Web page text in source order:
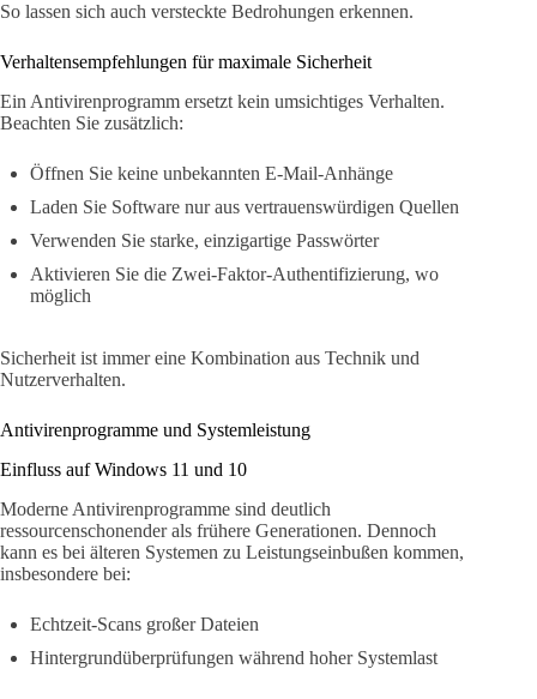
So lassen sich auch versteckte Bedrohungen erkennen.
Verhaltensempfehlungen für maximale Sicherheit
Ein Antivirenprogramm ersetzt kein umsichtiges Verhalten.
Beachten Sie zusätzlich:
Öffnen Sie keine unbekannten E-Mail-Anhänge
Laden Sie Software nur aus vertrauenswürdigen Quellen
Verwenden Sie starke, einzigartige Passwörter
Aktivieren Sie die Zwei-Faktor-Authentifizierung, wo
möglich
Sicherheit ist immer eine Kombination aus Technik und
Nutzerverhalten.
Antivirenprogramme und Systemleistung
Einfluss auf Windows 11 und 10
Moderne Antivirenprogramme sind deutlich
ressourcenschonender als frühere Generationen. Dennoch
kann es bei älteren Systemen zu Leistungseinbußen kommen,
insbesondere bei:
Echtzeit-Scans großer Dateien
Hintergrundüberprüfungen während hoher Systemlast